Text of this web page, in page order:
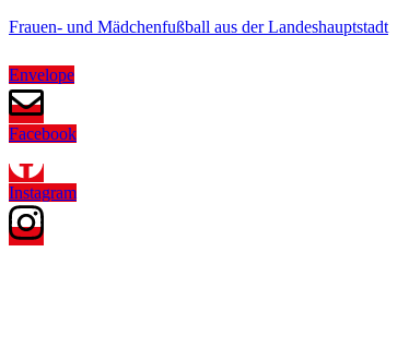
Frauen- und Mädchenfußball aus der Landeshauptstadt
Envelope
Facebook
Instagram